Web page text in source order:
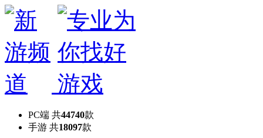
PC端 共44740款
手游 共18097款